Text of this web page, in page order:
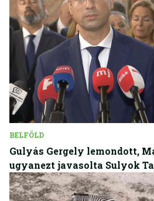
BELFÖLD
Gulyás Gergely lemondott,
ugyanezt javasolta Sulyok